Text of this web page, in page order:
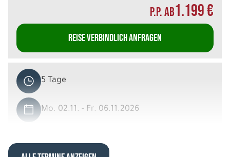
P.P. AB1.199 €
REISE VERBINDLICH ANFRAGEN
5 Tage
Mo. 02.11. - Fr. 06.11.2026